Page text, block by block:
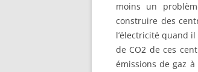
moins un
construire des
l’électricité quand
de CO2 de ces
émissions de gaz